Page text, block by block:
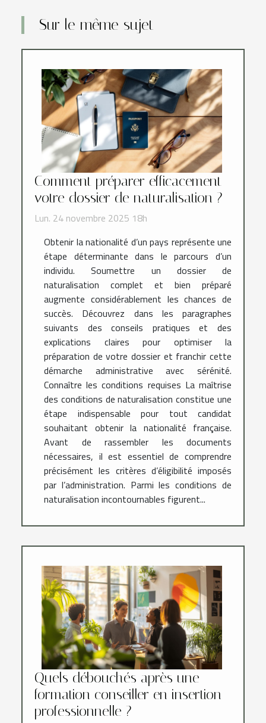
Sur le même sujet
Comment préparer efficacement
votre dossier de naturalisation ?
Lun. 24 novembre 2025 18h
Obtenir la nationalité d’un pays représente une
étape déterminante dans le parcours d’un
individu. Soumettre un dossier de
naturalisation complet et bien préparé
augmente considérablement les chances de
succès. Découvrez dans les paragraphes
suivants des conseils pratiques et des
explications claires pour optimiser la
préparation de votre dossier et franchir cette
démarche administrative avec sérénité.
Connaître les conditions requises La maîtrise
des conditions de naturalisation constitue une
étape indispensable pour tout candidat
souhaitant obtenir la nationalité française.
Avant de rassembler les documents
nécessaires, il est essentiel de comprendre
précisément les critères d’éligibilité imposés
par l’administration. Parmi les conditions de
naturalisation incontournables figurent...
Quels débouchés après une
formation conseiller en insertion
professionnelle ?